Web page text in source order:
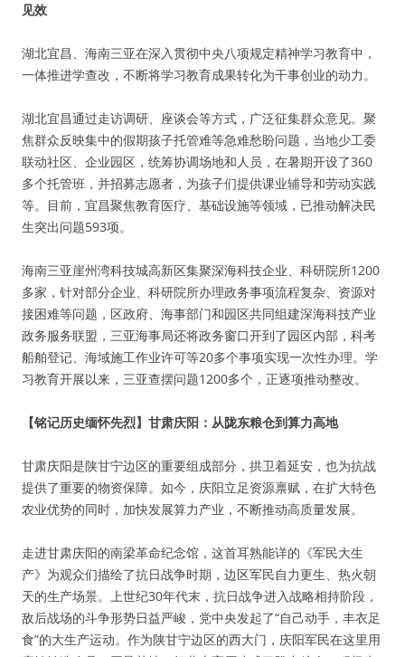
见效
湖北宜昌、海南三亚在深入贯彻中央八项规定精神学习教育中，
一体推进学查改，不断将学习教育成果转化为干事创业的动力。
湖北宜昌通过走访调研、座谈会等方式，广泛征集群众意见。聚
焦群众反映集中的假期孩子托管难等急难愁盼问题，当地少工委
联动社区、企业园区，统筹协调场地和人员，在暑期开设了360
多个托管班，并招募志愿者，为孩子们提供课业辅导和劳动实践
等。目前，宜昌聚焦教育医疗、基础设施等领域，已推动解决民
生突出问题593项。
海南三亚崖州湾科技城高新区集聚深海科技企业、科研院所1200
多家，针对部分企业、科研院所办理政务事项流程复杂、资源对
接困难等问题，区政府、海事部门和园区共同组建深海科技产业
政务服务联盟，三亚海事局还将政务窗口开到了园区内部，科考
船舶登记、海域施工作业许可等20多个事项实现一次性办理。学
习教育开展以来，三亚查摆问题1200多个，正逐项推动整改。
【铭记历史缅怀先烈】甘肃庆阳：从陇东粮仓到算力高地
甘肃庆阳是陕甘宁边区的重要组成部分，拱卫着延安，也为抗战
提供了重要的物资保障。如今，庆阳立足资源禀赋，在扩大特色
农业优势的同时，加快发展算力产业，不断推动高质量发展。
走进甘肃庆阳的南梁革命纪念馆，这首耳熟能详的《军民大生
产》为观众们描绘了抗日战争时期，边区军民自力更生、热火朝
天的生产场景。上世纪30年代末，抗日战争进入战略相持阶段，
敌后战场的斗争形势日益严峻，党中央发起了“自己动手，丰衣足
食”的大生产运动。作为陕甘宁边区的西大门，庆阳军民在这里用